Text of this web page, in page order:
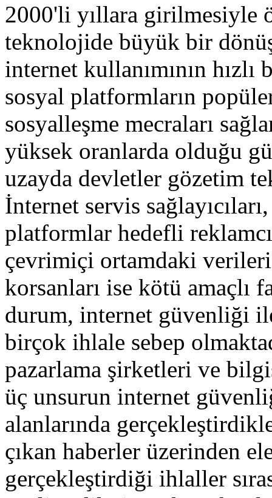
2000'li yıllara girilmesiyle
teknolojide büyük bir
internet kullanımının hızlı
sosyal platformların
sosyalleşme mecraları
yüksek oranlarda olduğu
uzayda devletler gözetim
İnternet servis
platformlar hedefli
çevrimiçi ortamdaki
korsanları ise kötü amaçlı
durum, internet güvenliği
birçok ihlale sebep
pazarlama şirketleri ve
üç unsurun internet
alanlarında
çıkan haberler üzerinden
gerçekleştirdiği ihlaller